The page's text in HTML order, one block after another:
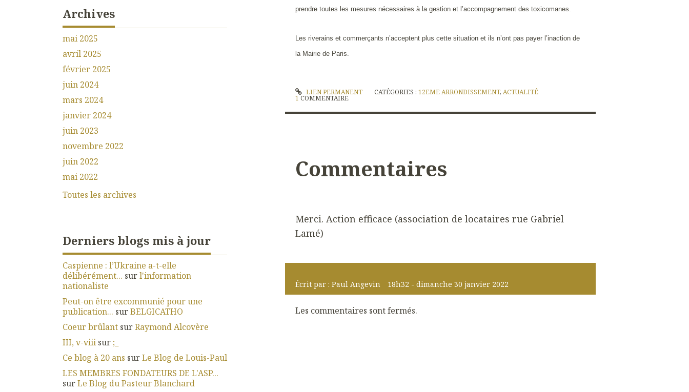
Archives
mai 2025
avril 2025
février 2025
juin 2024
mars 2024
janvier 2024
juin 2023
novembre 2022
juin 2022
mai 2022
Toutes les archives
Derniers blogs mis à jour
Caspienne : l’Ukraine a-t-elle
délibérément... surl'information
nationaliste
Peut-on être excommunié pour une
publication... surBELGICATHO
Coeur brûlant surRaymond Alcovère
III, v-viii sur ;_
Ce blog à 20 ans surLe Blog de Louis-Paul
LES MEMBRES FONDATEURS DE L'ASP...
surLe Blog du Pasteur Blanchard
prendre toutes les mesures nécessaires à la gestion et l’accompagnement des toxicomanes.
Les riverains et commerçants n’acceptent plus cette situation et ils n’ont pas payer l’inaction de
la Mairie de Paris.
LIEN PERMANENT CATÉGORIES : 12EME ARRONDISSEMENT, ACTUALITÉ
1 COMMENTAIRE
Commentaires
Merci. Action efficace (association de locataires rue Gabriel
Lamé)
Écrit par :Paul Angevin 18h32 -dimanche 30 janvier 2022
Les commentaires sont fermés.